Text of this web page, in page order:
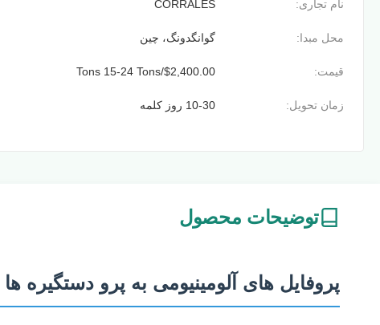
نام تجاری: CORRALES
محل مبدا: گوانگدونگ، چین
قیمت: $2,400.00/Tons 15-24 Tons
زمان تحویل: 10-30 روز کلمه
توضیحات محصول
پروفایل های آلومینیومی به پرو دستگیره ها